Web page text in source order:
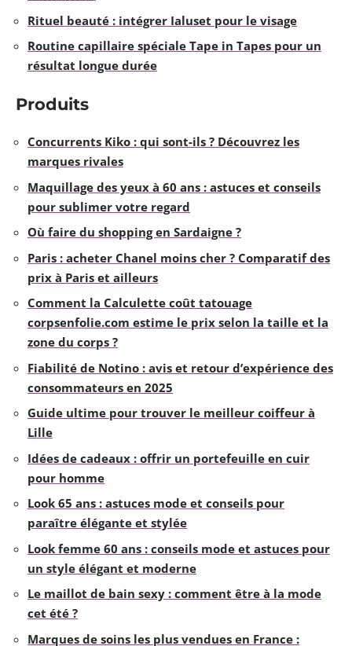
Rituel beauté : intégrer Ialuset pour le visage
Routine capillaire spéciale Tape in Tapes pour un
résultat longue durée
Produits
Concurrents Kiko : qui sont-ils ? Découvrez les
marques rivales
Maquillage des yeux à 60 ans : astuces et conseils
pour sublimer votre regard
Où faire du shopping en Sardaigne ?
Paris : acheter Chanel moins cher ? Comparatif des
prix à Paris et ailleurs
Comment la Calculette coût tatouage
corpsenfolie.com estime le prix selon la taille et la
zone du corps ?
Fiabilité de Notino : avis et retour d’expérience des
consommateurs en 2025
Guide ultime pour trouver le meilleur coiffeur à
Lille
Idées de cadeaux : offrir un portefeuille en cuir
pour homme
Look 65 ans : astuces mode et conseils pour
paraître élégante et stylée
Look femme 60 ans : conseils mode et astuces pour
un style élégant et moderne
Le maillot de bain sexy : comment être à la mode
cet été ?
Marques de soins les plus vendues en France :